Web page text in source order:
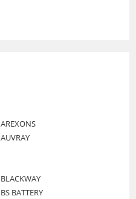
AREXONS
AUVRAY
BLACKWAY
BS BATTERY